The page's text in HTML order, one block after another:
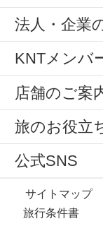
法人・企業
KNTメンバ
店舗のご案
旅のお役立
公式SNS
サイトマップ
旅行条件書